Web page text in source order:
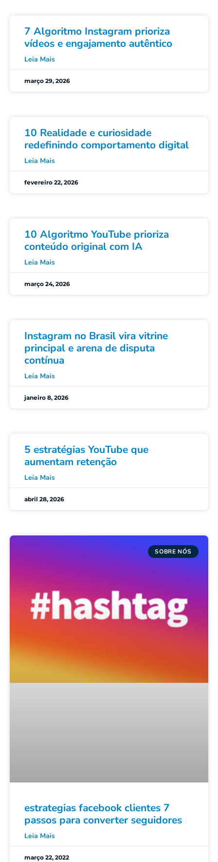
7 Algoritmo Instagram prioriza
vídeos e engajamento autêntico
Leia Mais
março 29, 2026
10 Realidade e curiosidade
redefinindo comportamento digital
Leia Mais
fevereiro 22, 2026
10 Algoritmo YouTube prioriza
conteúdo original com IA
Leia Mais
março 24, 2026
Instagram no Brasil vira vitrine
principal e arena de disputa
contínua
Leia Mais
janeiro 8, 2026
5 estratégias YouTube que
aumentam retenção
Leia Mais
abril 28, 2026
SOBRE NÓS
estrategias facebook clientes 7
passos para converter seguidores
Leia Mais
março 22, 2022